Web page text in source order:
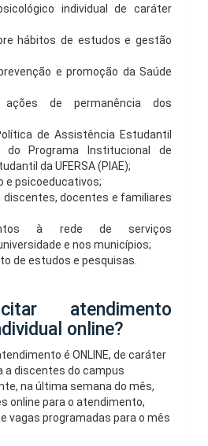
individual de caráter
hábitos de estudos e gestão
e promoção da Saúde
de permanência dos
de Assistência Estudantil
do Programa Institucional de
da UFERSA (PIAE);
e psicoeducativos;
discentes, docentes e familiares
à rede de serviços
e nos municípios;
de estudos e pesquisas.
atendimento
online?
é ONLINE, de caráter
a discentes do campus
na última semana do mês,
online para o atendimento,
vagas programadas para o mês